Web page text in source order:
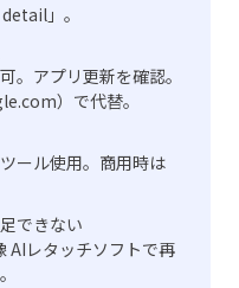
」。
。アプリ更新を確認。
）で代替。
ール使用。商用時は
できない
AIレタッチソフトで再